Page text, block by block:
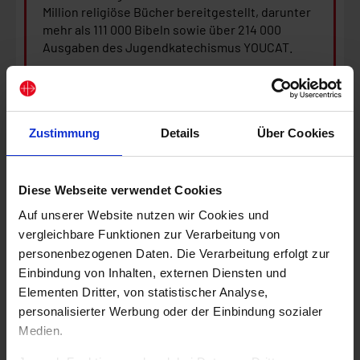
Zustimmung Details Über Cookies
Diese Webseite verwendet Cookies
Auf unserer Website nutzen wir Cookies und
vergleichbare Funktionen zur Verarbeitung von
personenbezogenen Daten. Die Verarbeitung erfolgt zur
Einbindung von Inhalten, externen Diensten und
Elementen Dritter, von statistischer Analyse,
personalisierter Werbung oder der Einbindung sozialer
Medien.
Million religiöse Bücher bereitgestellt, darunter
mehr als 111 000 Bibeln sowie über 214 000
Ausgaben des Jugendkatechismus YOUCAT.
Der Finanzbericht von KIRCHE IN NOT (ACN)
Gesamtausgaben für „missionsbezogene
Aktivitäten“ verwendet wurden: Das sind die
Interessenvertretung für die verfolgte und
Prozent, für Wohltäterbetreuung und
Fundraising 12,8 Prozent aufgewendet.